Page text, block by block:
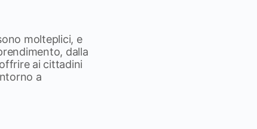
molteplici, e
dalla
ai cittadini
a